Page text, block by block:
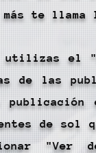
te llama
utilizas el
de las
de sol
"Ver